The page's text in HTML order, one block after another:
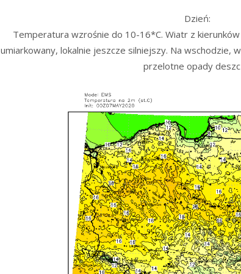
Dzień:
Temperatura wzrośnie do 10-16*C. Wiatr z kierunków
umiarkowany, lokalnie jeszcze silniejszy. Na wschodzie,
przelotne opady